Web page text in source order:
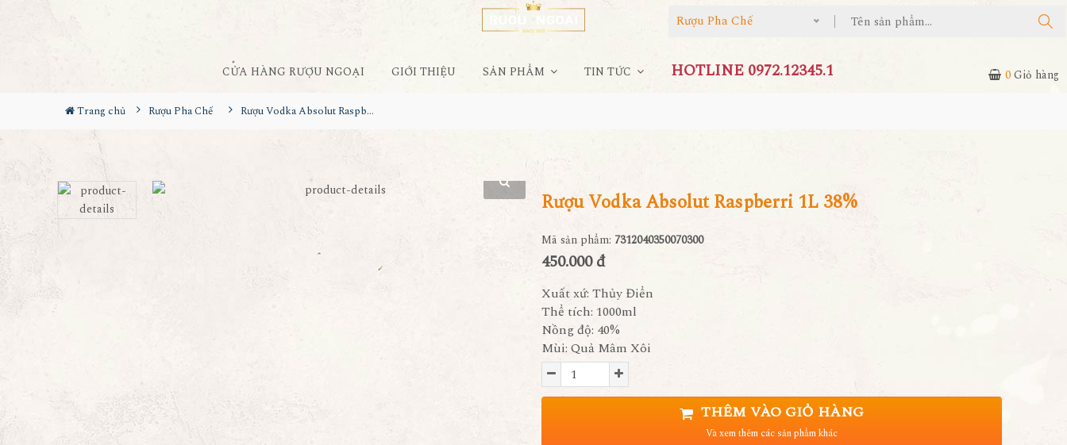
Rượu Pha Chế
CỬA HÀNG RƯỢU NGOẠI GIỚI THIỆU SẢN PHẨM TIN TỨC HOTLINE 0972.12345.1 0Giỏ hàng
Trang chủ Rượu Pha Chế Rượu Vodka Absolut Raspberri 1L 38%
Rượu Vodka Absolut Raspberri 1L 38%
Mã sản phẩm: 7312040350070300
450.000 đ
Xuất xứ: Thủy Điển
Thể tích: 1000ml
Nồng độ: 40%
Mùi: Quả Mâm Xôi
THÊM VÀO GIỎ HÀNG
Và xem thêm các sản phẩm khác